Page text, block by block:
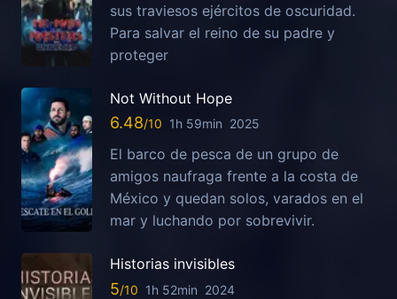
sus traviesos ejércitos de oscuridad.
Para salvar el reino de su padre y
proteger
Not Without Hope
6.48 1h 59min 2025
El barco de pesca de un grupo de
amigos naufraga frente a la costa de
México y quedan solos, varados en el
mar y luchando por sobrevivir.
Historias invisibles
5 1h 52min 2024